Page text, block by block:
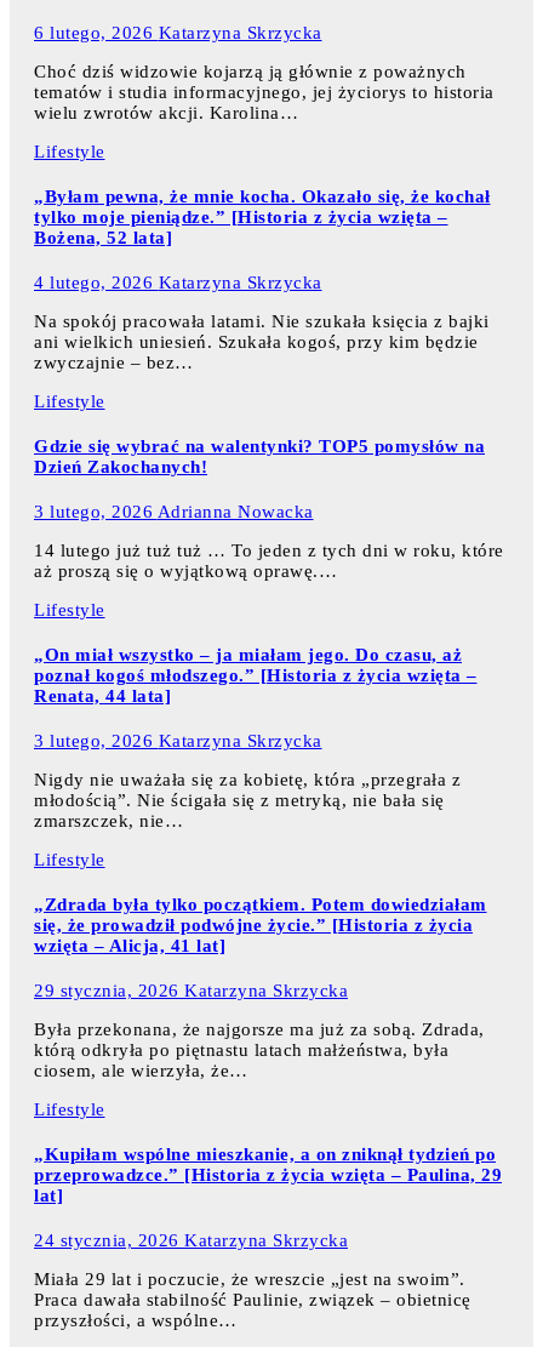
6 lutego, 2026 Katarzyna Skrzycka
Choć dziś widzowie kojarzą ją głównie z poważnych
tematów i studia informacyjnego, jej życiorys to historia
wielu zwrotów akcji. Karolina…
Lifestyle
„Byłam pewna, że mnie kocha. Okazało się, że kochał
tylko moje pieniądze.” [Historia z życia wzięta –
Bożena, 52 lata]
4 lutego, 2026 Katarzyna Skrzycka
Na spokój pracowała latami. Nie szukała księcia z bajki
ani wielkich uniesień. Szukała kogoś, przy kim będzie
zwyczajnie – bez…
Lifestyle
Gdzie się wybrać na walentynki? TOP5 pomysłów na
Dzień Zakochanych!
3 lutego, 2026 Adrianna Nowacka
14 lutego już tuż tuż … To jeden z tych dni w roku, które
aż proszą się o wyjątkową oprawę.…
Lifestyle
„On miał wszystko – ja miałam jego. Do czasu, aż
poznał kogoś młodszego.” [Historia z życia wzięta –
Renata, 44 lata]
3 lutego, 2026 Katarzyna Skrzycka
Nigdy nie uważała się za kobietę, która „przegrała z
młodością”. Nie ścigała się z metryką, nie bała się
zmarszczek, nie…
Lifestyle
„Zdrada była tylko początkiem. Potem dowiedziałam
się, że prowadził podwójne życie.” [Historia z życia
wzięta – Alicja, 41 lat]
29 stycznia, 2026 Katarzyna Skrzycka
Była przekonana, że najgorsze ma już za sobą. Zdrada,
którą odkryła po piętnastu latach małżeństwa, była
ciosem, ale wierzyła, że…
Lifestyle
„Kupiłam wspólne mieszkanie, a on zniknął tydzień po
przeprowadzce.” [Historia z życia wzięta – Paulina, 29
lat]
24 stycznia, 2026 Katarzyna Skrzycka
Miała 29 lat i poczucie, że wreszcie „jest na swoim”.
Praca dawała stabilność Paulinie, związek – obietnicę
przyszłości, a wspólne…